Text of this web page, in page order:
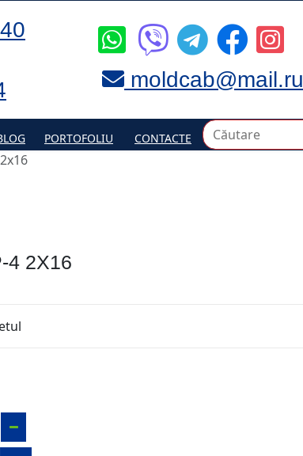
moldcab@mail.ru
PORTOFOLIU CONTACTE
4 2X16